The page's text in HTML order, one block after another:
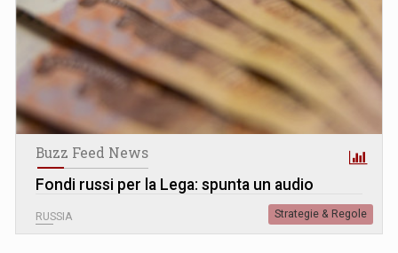
Buzz Feed News
Fondi russi per la Lega: spunta un audio
RUSSIA Strategie & Regole